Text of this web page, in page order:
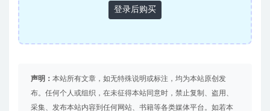
登录后购买
声明： 本站所有文章，如无特殊说明或标注，均为本站原创发
布。任何个人或组织，在未征得本站同意时，禁止复制、盗用、
采集、发布本站内容到任何网站、书籍等各类媒体平台。如若本